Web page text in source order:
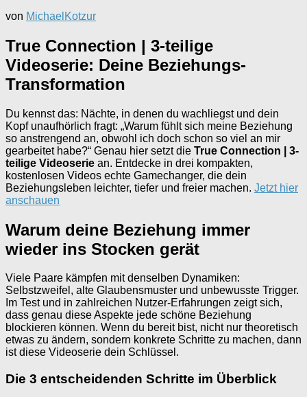
von MichaelKotzur
True Connection | 3-teilige
Videoserie: Deine Beziehungs-
Transformation
Du kennst das: Nächte, in denen du wachliegst und dein
Kopf unaufhörlich fragt: „Warum fühlt sich meine Beziehung
so anstrengend an, obwohl ich doch schon so viel an mir
gearbeitet habe?“ Genau hier setzt die True Connection | 3-
teilige Videoserie an. Entdecke in drei kompakten,
kostenlosen Videos echte Gamechanger, die dein
Beziehungsleben leichter, tiefer und freier machen. Jetzt hier
anschauen
Warum deine Beziehung immer
wieder ins Stocken gerät
Viele Paare kämpfen mit denselben Dynamiken:
Selbstzweifel, alte Glaubensmuster und unbewusste Trigger.
Im Test und in zahlreichen Nutzer-Erfahrungen zeigt sich,
dass genau diese Aspekte jede schöne Beziehung
blockieren können. Wenn du bereit bist, nicht nur theoretisch
etwas zu ändern, sondern konkrete Schritte zu machen, dann
ist diese Videoserie dein Schlüssel.
Die 3 entscheidenden Schritte im Überblick